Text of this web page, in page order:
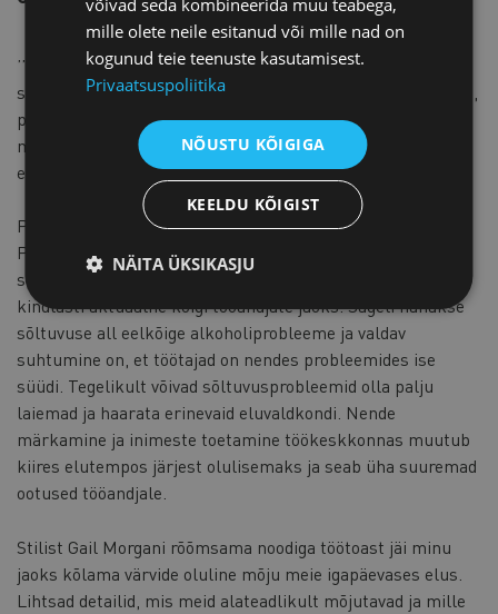
’’Personalijuhtide inspiratsioonireis Londonisse oli igati
selle nime vääriline. Eesti juurtega ettevõtete külastamine,
põnev arutelu meie suursaadikuga ja sisukad
mõttevahetused reisikaaslastega erinevatest Eesti
ettevõtetest, olid väga inspireerivad.
Palju häid mõtteid võtsin endaga kaasa ka töötubadest.
Psühholoog Gill McKay poolt lauale toodud teema
sõltuvustest ja nendega seotud stigmadest töökohal, on
kindlasti aktuaalne kõigi tööandjate jaoks. Sageli nähakse
sõltuvuse all eelkõige alkoholiprobleeme ja valdav
suhtumine on, et töötajad on nendes probleemides ise
süüdi. Tegelikult võivad sõltuvusprobleemid olla palju
laiemad ja haarata erinevaid eluvaldkondi. Nende
märkamine ja inimeste toetamine töökeskkonnas muutub
kiires elutempos järjest olulisemaks ja seab üha suuremad
ootused tööandjale.
Stilist Gail Morgani rõõmsama noodiga töötoast jäi minu
jaoks kõlama värvide oluline mõju meie igapäevases elus.
Lihtsad detailid, mis meid alateadlikult mõjutavad ja mille
mille olete neile esitanud või mille nad on
kogunud teie teenuste kasutamisest.
Privaatsuspoliitika
NÕUSTU KÕIGIGA
KEELDU KÕIGIST
NÄITA ÜKSIKASJU